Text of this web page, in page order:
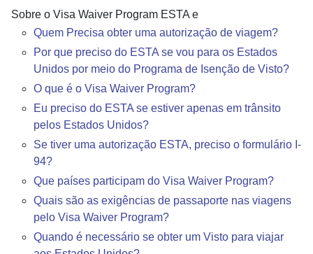
Sobre o Visa Waiver Program ESTA e
Quem Precisa obter uma autorização de viagem?
Por que preciso do ESTA se vou para os Estados
Unidos por meio do Programa de Isenção de Visto?
O que é o Visa Waiver Program?
Eu preciso do ESTA se estiver apenas em trânsito
pelos Estados Unidos?
Se tiver uma autorização ESTA, preciso o formulário I-
94?
Que países participam do Visa Waiver Program?
Quais são as exigências de passaporte nas viagens
pelo Visa Waiver Program?
Quando é necessário se obter um Visto para viajar